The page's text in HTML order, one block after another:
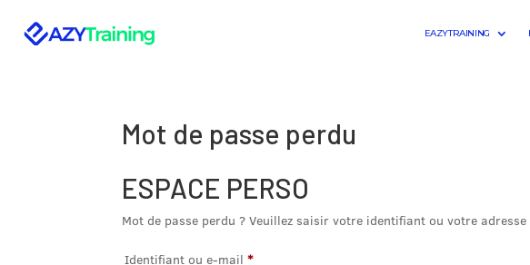
EAZYTRAINING
Mot de passe perdu
ESPACE PERSO
Mot de passe perdu ? Veuillez saisir votre identifiant ou votre
Identifiant ou e-mail*Obligatoire